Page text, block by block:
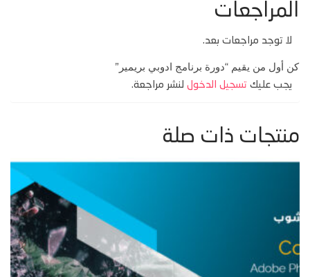
المراجعات
لا توجد مراجعات بعد.
كن أول من يقيم “دورة برنامج ادوبي بريمير”
يجب عليك تسجيل الدخول لنشر مراجعة.
منتجات ذات صلة